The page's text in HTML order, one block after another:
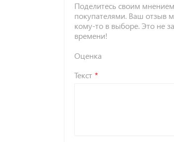
Поделитесь своим
покупателями. Ваш отзыв
кому-то в выборе. Это не
времени!
Оценка
Текст